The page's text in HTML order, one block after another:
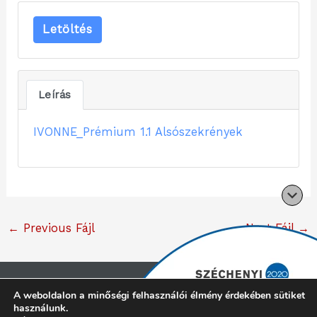
Letöltés
Leírás
IVONNE_Prémium 1.1 Alsószekrények
← Previous Fájl Next Fájl→
Copyright © 2026 Cliff konyhabútor | Minden jog
A weboldalon a minőségi felhasználói élmény érdekében sütiket
használunk.